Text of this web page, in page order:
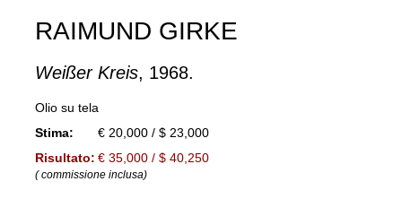
RAIMUND GIRKE
Weißer Kreis, 1968.
Olio su tela
Stima:
€ 20,000 / $ 23,000
Risultato: € 35,000 / $ 40,250
( commissione inclusa)